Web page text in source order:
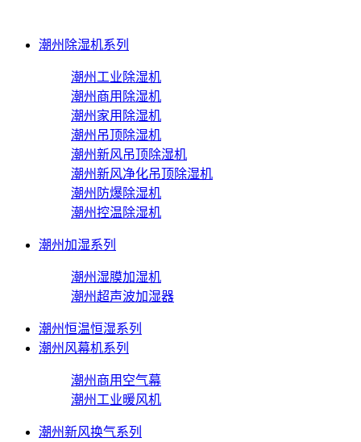
潮州除湿机系列
潮州工业除湿机
潮州商用除湿机
潮州家用除湿机
潮州吊顶除湿机
潮州新风吊顶除湿机
潮州新风净化吊顶除湿机
潮州防爆除湿机
潮州控温除湿机
潮州加湿系列
潮州湿膜加湿机
潮州超声波加湿器
潮州恒温恒湿系列
潮州风幕机系列
潮州商用空气幕
潮州工业暖风机
潮州新风换气系列